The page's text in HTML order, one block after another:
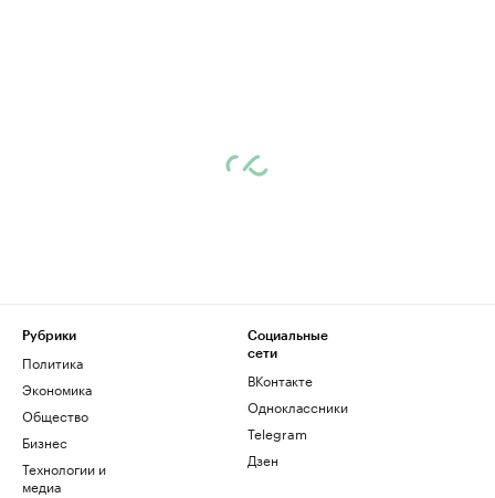
Рубрики
Политика
Экономика
Общество
Бизнес
Технологии и
медиа
Социальные
сети
ВКонтакте
Одноклассники
Telegram
Дзен